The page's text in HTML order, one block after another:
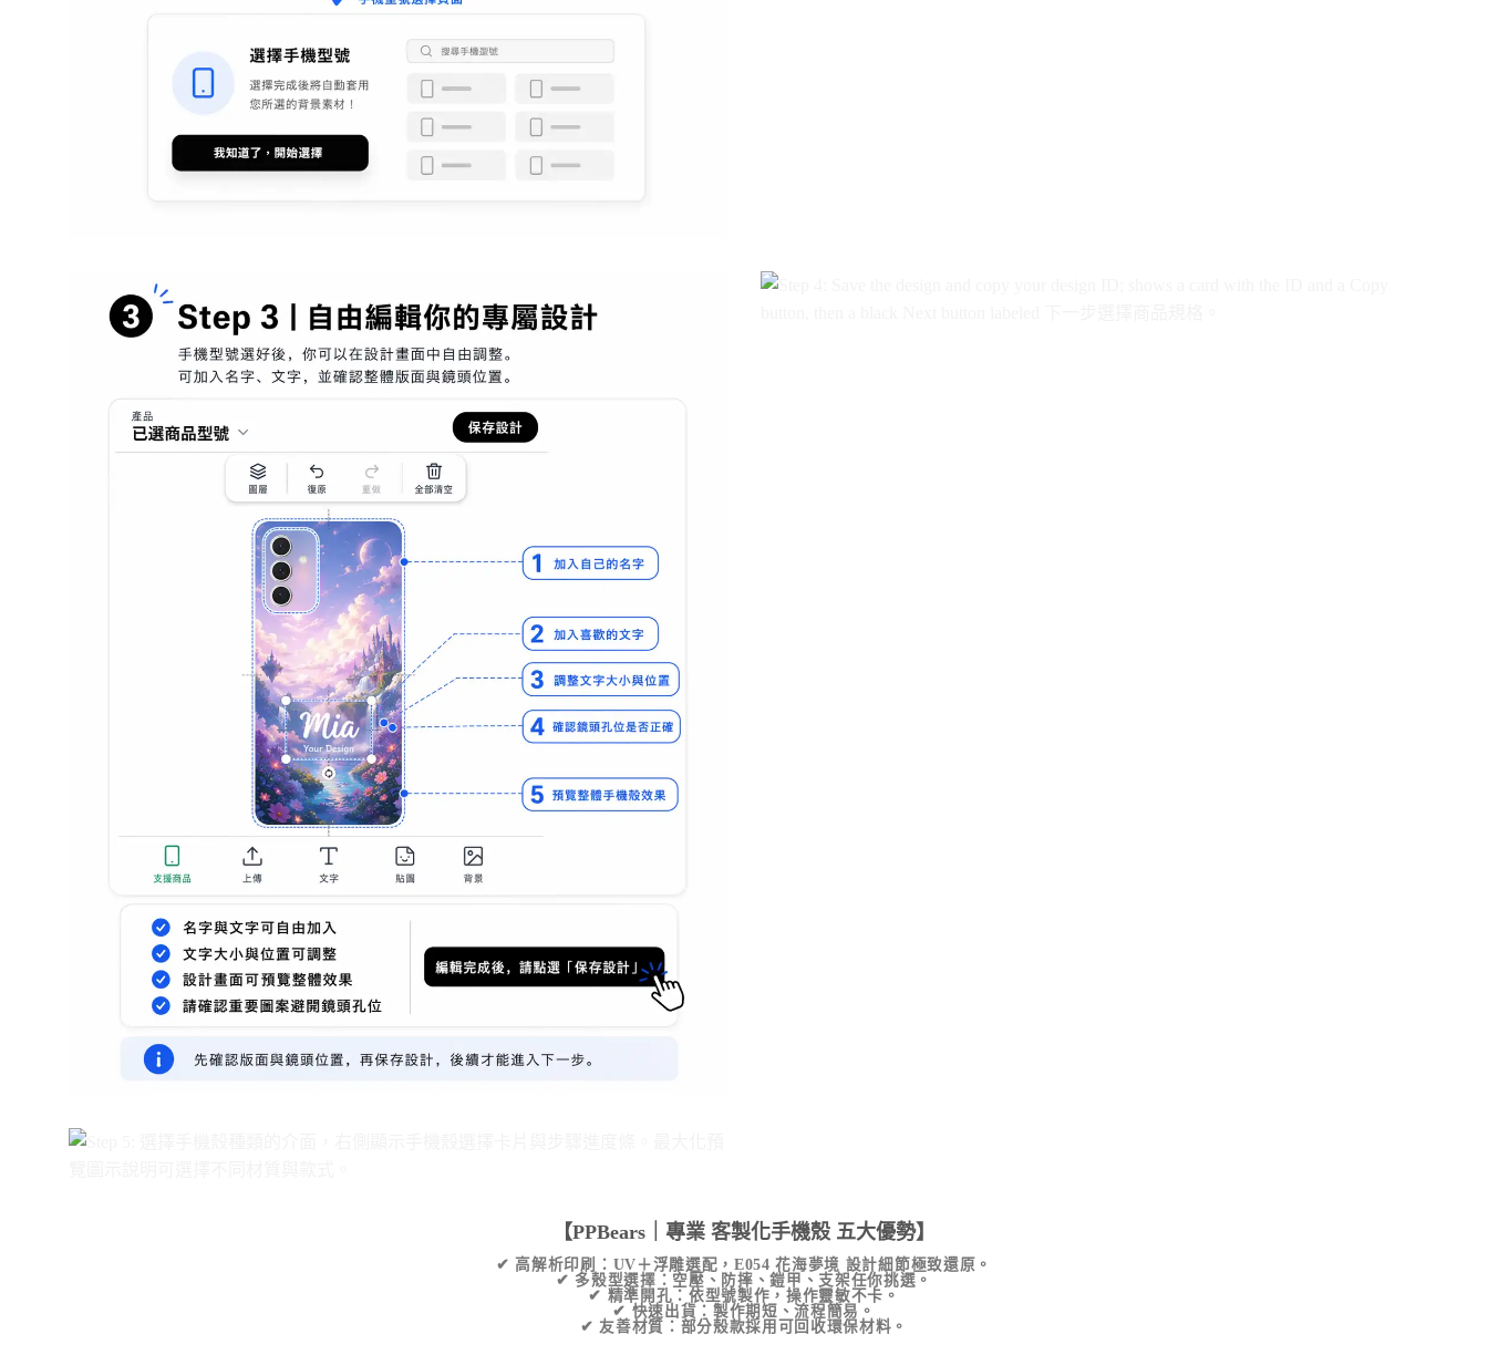
【PPBears｜專業 客製化手機殼 五大優勢】
✔高解析印刷 ：UV＋浮雕選配， E054 花海夢境 設計細節極致還原。
✔ 多殼型選擇 ：空壓、防摔、鎧甲、支架任你挑選。
✔ 精準開孔 ：依型號製作，操作靈敏不卡。
✔ 快速出貨 ：製作期短、流程簡易。
✔ 友善材質 ：部分殼款採用可回收環保材料。